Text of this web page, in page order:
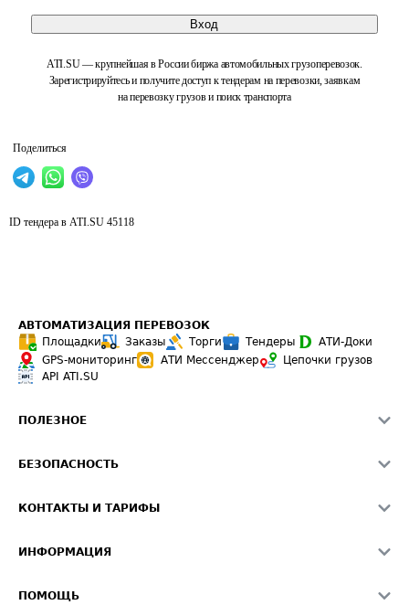
Вход
ATI.SU — крупнейшая в России биржа автомобильных грузоперевозок.
Зарегистрируйтесь и получите доступ к тендерам на перевозки, заявкам
на перевозку грузов и поиск транспорта
Поделиться
ID тендера в ATI.SU 45118
АВТОМАТИЗАЦИЯ ПЕРЕВОЗОК
Площадки
Заказы Торги Тендеры
АТИ-Доки
GPS-мониторинг
АТИ Мессенджер
Цепочки грузов
API ATI.SU
ПОЛЕЗНОЕ
Звезды ATI.SU на вашем сайте
Средние ставки
БЕЗОПАСНОСТЬ
Светофор+
О формировании Паспорта
КОНТАКТЫ И ТАРИФЫ
Реклама на сайте
ИНФОРМАЦИЯ
ПОМОЩЬ